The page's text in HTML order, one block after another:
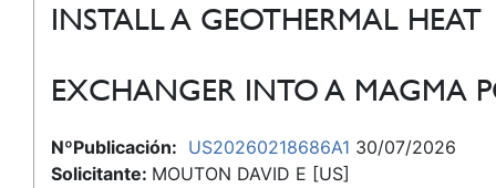
INSTALL A GEOTHERMAL HEAT
EXCHANGER INTO A MAGMA
NºPublicación: US20260218686A1 30/07/2026
Solicitante: MOUTON DAVID E [US]